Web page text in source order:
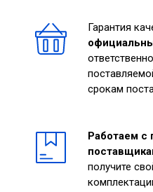
Гарантия
срокам
Работаем с
получите